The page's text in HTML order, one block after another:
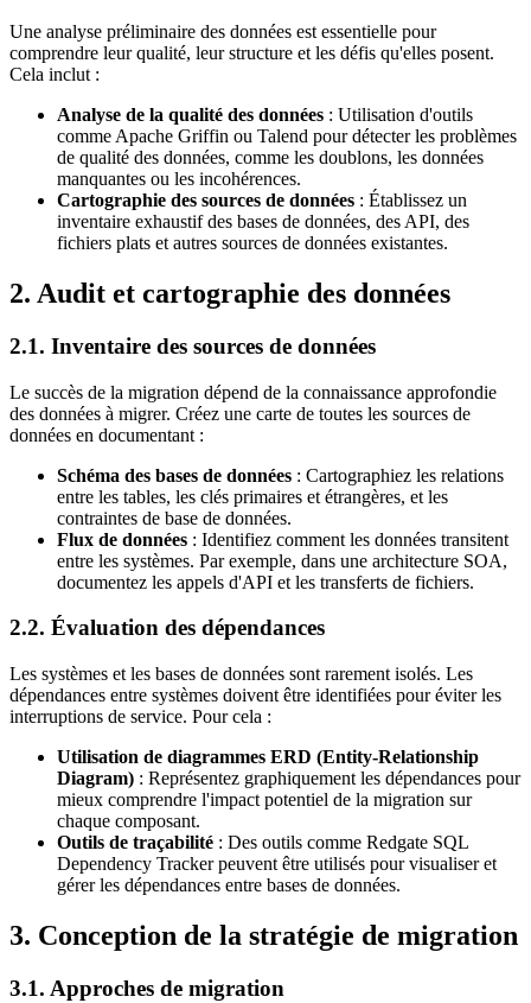
Une analyse préliminaire des données est essentielle pour
comprendre leur qualité, leur structure et les défis qu'elles posent.
Cela inclut :
Analyse de la qualité des données : Utilisation d'outils
comme Apache Griffin ou Talend pour détecter les problèmes
de qualité des données, comme les doublons, les données
manquantes ou les incohérences.
Cartographie des sources de données : Établissez un
inventaire exhaustif des bases de données, des API, des
fichiers plats et autres sources de données existantes.
2. Audit et cartographie des données
2.1. Inventaire des sources de données
Le succès de la migration dépend de la connaissance approfondie
des données à migrer. Créez une carte de toutes les sources de
données en documentant :
Schéma des bases de données : Cartographiez les relations
entre les tables, les clés primaires et étrangères, et les
contraintes de base de données.
Flux de données : Identifiez comment les données transitent
entre les systèmes. Par exemple, dans une architecture SOA,
documentez les appels d'API et les transferts de fichiers.
2.2. Évaluation des dépendances
Les systèmes et les bases de données sont rarement isolés. Les
dépendances entre systèmes doivent être identifiées pour éviter les
interruptions de service. Pour cela :
Utilisation de diagrammes ERD (Entity-Relationship
Diagram) : Représentez graphiquement les dépendances pour
mieux comprendre l'impact potentiel de la migration sur
chaque composant.
Outils de traçabilité : Des outils comme Redgate SQL
Dependency Tracker peuvent être utilisés pour visualiser et
gérer les dépendances entre bases de données.
3. Conception de la stratégie de migration
3.1. Approches de migration